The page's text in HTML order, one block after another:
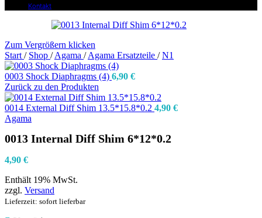
Kontakt
Zum Vergrößern klicken
Start / Shop / Agama / Agama Ersatzteile / N1
0003 Shock Diaphragms (4) 6,90 €
Zurück zu den Produkten
0014 External Diff Shim 13.5*15.8*0.2 4,90 €
Agama
0013 Internal Diff Shim 6*12*0.2
4,90 €
Enthält 19% MwSt.
zzgl. Versand
Lieferzeit: sofort lieferbar